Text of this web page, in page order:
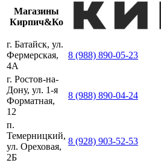
Магазины
Кирпич&Ко
г. Батайск, ул.
Фермерская,
4А
8 (988) 890-05-23
г. Ростов-на-
Дону, ул. 1-я
Форматная,
12
8 (988) 890-04-24
п.
Темерницкий,
ул. Ореховая,
2Б
8 (928) 903-52-53